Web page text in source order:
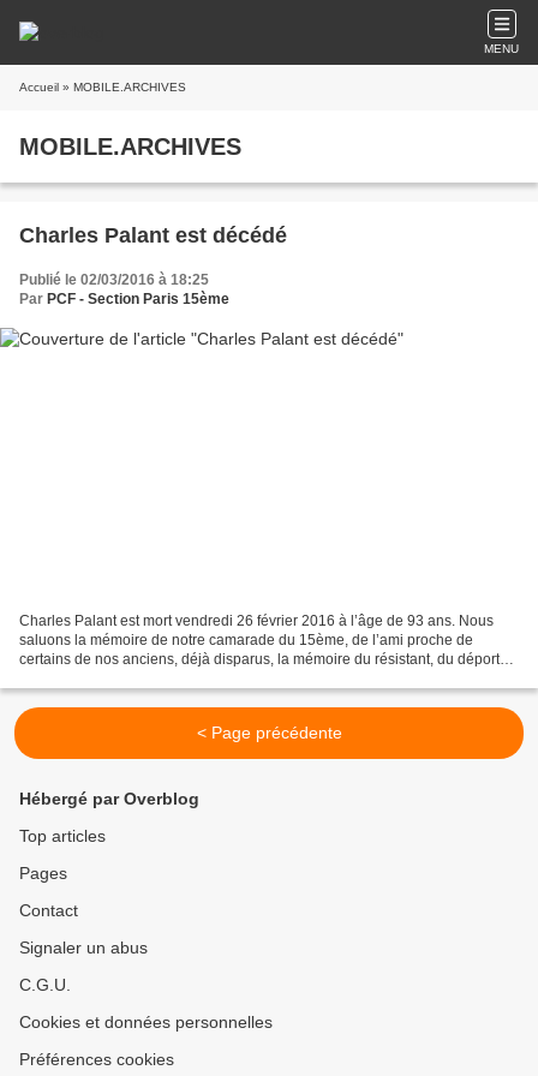
MENU
Accueil » MOBILE.ARCHIVES
MOBILE.ARCHIVES
Charles Palant est décédé
Publié le 02/03/2016 à 18:25
Par PCF - Section Paris 15ème
Charles Palant est mort vendredi 26 février 2016 à l’âge de 93 ans. Nous
saluons la mémoire de notre camarade du 15ème, de l’ami proche de
certains de nos anciens, déjà disparus, la mémoire du résistant, du déporté,
< Page précédente
Hébergé par Overblog
Top articles
Pages
Contact
Signaler un abus
C.G.U.
Cookies et données personnelles
Préférences cookies